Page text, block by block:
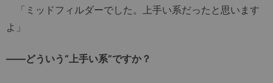
「ミッドフィルダーでした。上手い系だったと思います
よ」
――どういう“上手い系”ですか？